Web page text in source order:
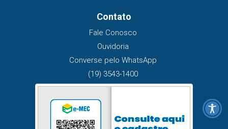
Contato
Fale Conosco
Ouvidoria
Converse pelo WhatsApp
(19) 3543-1400